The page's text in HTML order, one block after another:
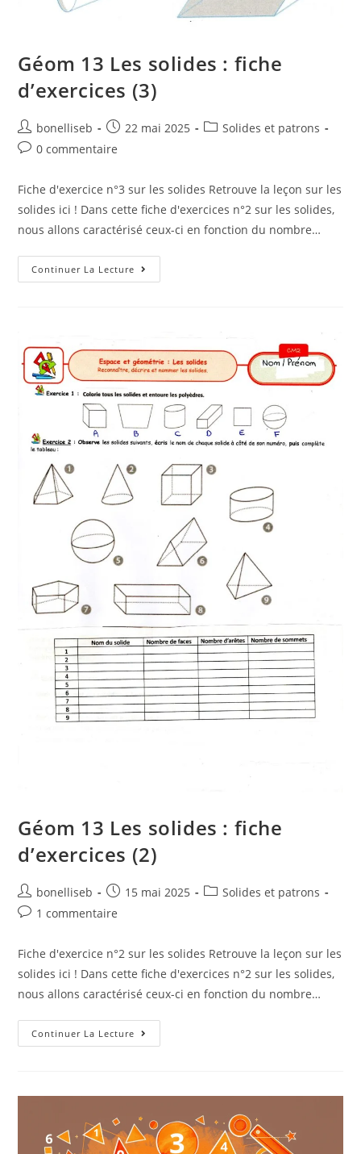
Géom 13 Les solides : fiche
d’exercices (3)
bonelliseb 22 mai 2025
Solides et patrons
0 commentaire
Fiche d'exercice n°3 sur les solides Retrouve la leçon sur les
solides ici ! Dans cette fiche d'exercices n°2 sur les solides,
nous allons caractérisé ceux-ci en fonction du nombre…
Continuer La Lecture
Géom 13 Les solides : fiche
d’exercices (2)
bonelliseb 15 mai 2025
Solides et patrons
1 commentaire
Fiche d'exercice n°2 sur les solides Retrouve la leçon sur les
solides ici ! Dans cette fiche d'exercices n°2 sur les solides,
nous allons caractérisé ceux-ci en fonction du nombre…
Continuer La Lecture